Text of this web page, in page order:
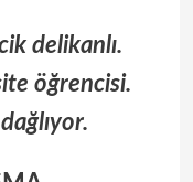
delikanlı.
öğrencisi.